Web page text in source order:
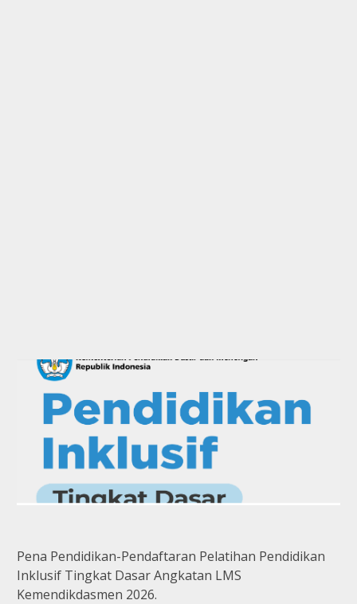
Pena Pendidikan-Pendaftaran Pelatihan Pendidikan
Inklusif Tingkat Dasar Angkatan LMS
Kemendikdasmen 2026.